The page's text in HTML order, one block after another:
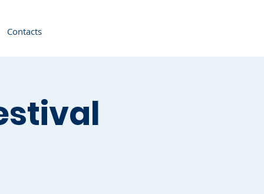
Contacts